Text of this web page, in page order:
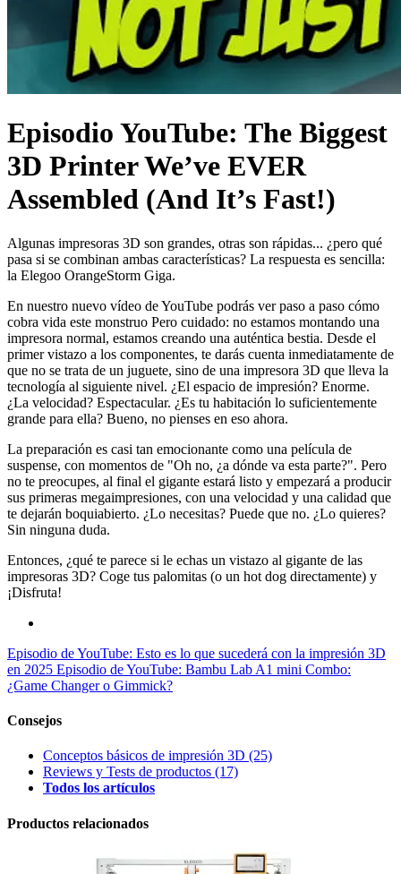
Episodio YouTube: The Biggest
3D Printer We’ve EVER
Assembled (And It’s Fast!)
Algunas impresoras 3D son grandes, otras son rápidas... ¿pero qué
pasa si se combinan ambas características? La respuesta es sencilla:
la Elegoo OrangeStorm Giga.
En nuestro nuevo vídeo de YouTube podrás ver paso a paso cómo
cobra vida este monstruo Pero cuidado: no estamos montando una
impresora normal, estamos creando una auténtica bestia. Desde el
primer vistazo a los componentes, te darás cuenta inmediatamente de
que no se trata de un juguete, sino de una impresora 3D que lleva la
tecnología al siguiente nivel. ¿El espacio de impresión? Enorme.
¿La velocidad? Espectacular. ¿Es tu habitación lo suficientemente
grande para ella? Bueno, no pienses en eso ahora.
La preparación es casi tan emocionante como una película de
suspense, con momentos de "Oh no, ¿a dónde va esta parte?". Pero
no te preocupes, al final el gigante estará listo y empezará a producir
sus primeras megaimpresiones, con una velocidad y una calidad que
te dejarán boquiabierto. ¿Lo necesitas? Puede que no. ¿Lo quieres?
Sin ninguna duda.
Entonces, ¿qué te parece si le echas un vistazo al gigante de las
impresoras 3D? Coge tus palomitas (o un hot dog directamente) y
¡Disfruta!
Episodio de YouTube: Esto es lo que sucederá con la impresión 3D
en 2025 Episodio de YouTube: Bambu Lab A1 mini Combo:
¿Game Changer o Gimmick?
Consejos
Conceptos básicos de impresión 3D (25)
Reviews y Tests de productos (17)
Todos los artículos
Productos relacionados